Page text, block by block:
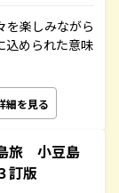
を楽しみながら
込められた意味
細を見る
旅 小豆島
訂版